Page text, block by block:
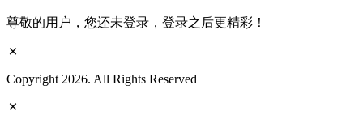
尊敬的用户，您还未登录，登录之后更精彩！
Copyright 2026. All Rights Reserved